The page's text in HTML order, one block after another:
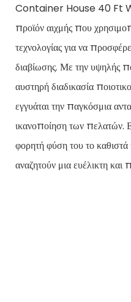
Container House 40 Ft
προϊόν αιχμής που
τεχνολογίας για να
διαβίωσης. Με την υψηλής
αυστηρή διαδικασία
εγγυάται την παγκόσμια
ικανοποίηση των πελατών.
φορητή φύση του το καθιστά
αναζητούν μια ευέλικτη